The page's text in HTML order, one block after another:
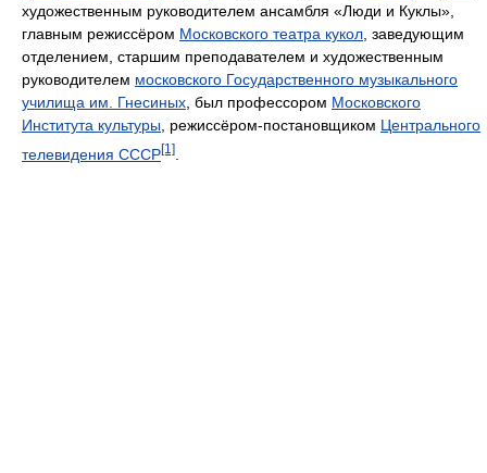
художественным руководителем ансамбля «Люди и Куклы»,
главным режиссёром Московского театра кукол, заведующим
отделением, старшим преподавателем и художественным
руководителем московского Государственного музыкального
училища им. Гнесиных, был профессором Московского
Института культуры, режиссёром-постановщиком Центрального
телевидения СССР[1]